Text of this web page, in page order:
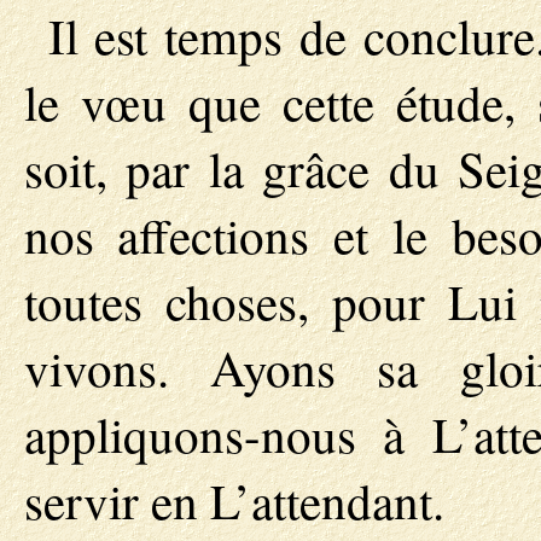
Il est temps de
le vœu que cette
soit, par la grâce du
nos affections et le
toutes choses, pour
vivons. Ayons sa
appliquons-nous à
servir en L’attendant.